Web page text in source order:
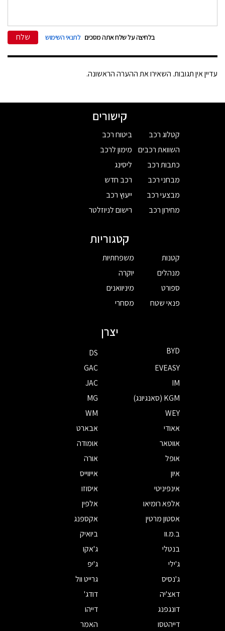
בלחיצה על שלח אתה מסכים לתנאי השימוש שלח
עדיין אין תגובות. השאירו את ההערה הראשונה.
קישורים
קטלוג רכב
השוואת רכבים
כתבות רכב
מבחני רכב
מבצעי רכב
מחירון רכב
ביטוח רכב
מימון לרכב
ליסינג
רכב חדש
ייעוץ רכב
רישום לניוזלטר
קטגוריות
קטנות
מנהלים
ספורט
פנאי שטח
משפחתיות
יוקרה
מיניוואנים
מסחרי
יצרן
BYD
DS
EVEASY
GAC
IM
JAC
KGM (סאנגיונג)
MG
WEY
WM
אאודי
אבארט
אווטאר
אומודה
אופל
אורה
איון
אייווייס
אינפיניטי
איסוזו
אלפא רומיאו
אלפין
אסטון מרטין
אקספנג
ב.מ.וו
ביואיק
בנטלי
ג'אקו
ג'ילי
ג'יפ
ג'נסיס
גרייט וול
דאצ'יה
דודג'
דונגפנג
דייהו
דייהטסו
האמר